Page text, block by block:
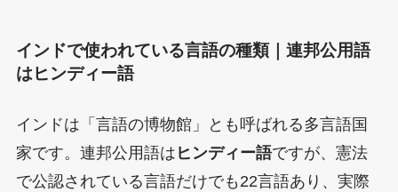
インドで使われている言語の種類｜連邦公用語
はヒンディー語
インドは「言語の博物館」とも呼ばれる多言語国
家です。連邦公用語は ヒンディー語ですが、憲法
で公認されている言語だけでも22言語あり、実際